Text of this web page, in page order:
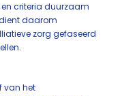
criteria duurzaam
daarom
zorg gefaseerd
van het